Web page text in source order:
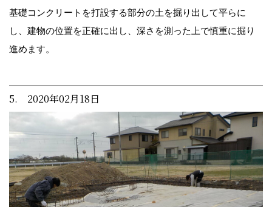
基礎コンクリートを打設する部分の土を掘り出して平らに
し、建物の位置を正確に出し、深さを測った上で慎重に掘り
進めます。
5. 2020年02月18日